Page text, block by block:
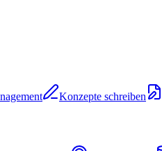
Konzepte schreiben